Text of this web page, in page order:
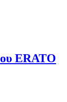
ERATO